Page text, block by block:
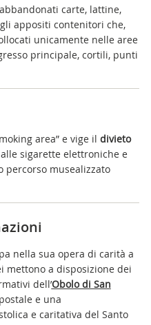
carte, lattine,
appositi contenitori che,
unicamente nelle aree
principale, cortili, punti
area” e vige il divieto
sigarette elettroniche e
percorso musealizzato
nella sua opera di carità a
mettono a disposizione dei
dell’Obolo di San
e una
e caritativa del Santo